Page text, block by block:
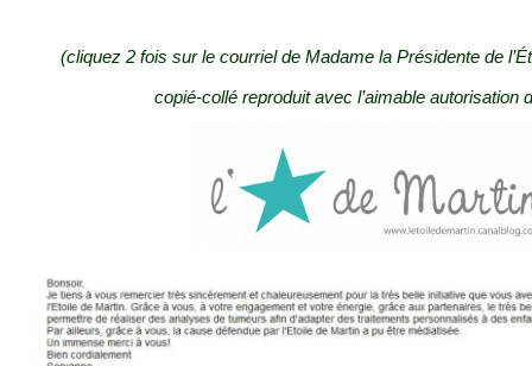
(cliquez 2 fois sur le courriel de Madame la Présidente de
copié-collé reproduit avec l’aimable autorisation